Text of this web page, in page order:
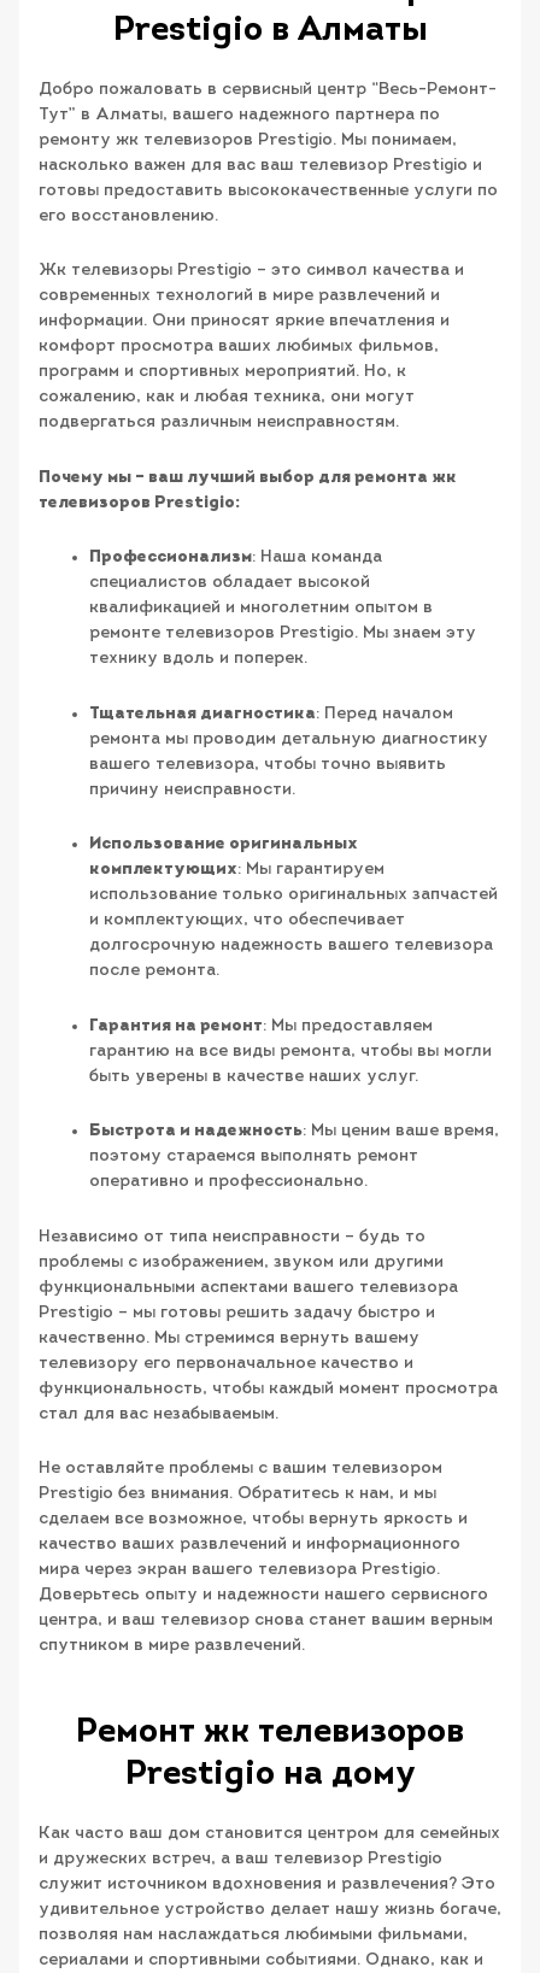
Prestigio в Алматы
Добро пожаловать в сервисный центр “Весь-Ремонт-
Тут” в Алматы, вашего надежного партнера по
ремонту жк телевизоров Prestigio. Мы понимаем,
насколько важен для вас ваш телевизор Prestigio и
готовы предоставить высококачественные услуги по
его восстановлению.
Жк телевизоры Prestigio – это символ качества и
современных технологий в мире развлечений и
информации. Они приносят яркие впечатления и
комфорт просмотра ваших любимых фильмов,
программ и спортивных мероприятий. Но, к
сожалению, как и любая техника, они могут
подвергаться различным неисправностям.
Почему мы – ваш лучший выбор для ремонта жк
телевизоров Prestigio:
Профессионализм: Наша команда
специалистов обладает высокой
квалификацией и многолетним опытом в
ремонте телевизоров Prestigio. Мы знаем эту
технику вдоль и поперек.
Тщательная диагностика: Перед началом
ремонта мы проводим детальную диагностику
вашего телевизора, чтобы точно выявить
причину неисправности.
Использование оригинальных
комплектующих: Мы гарантируем
использование только оригинальных запчастей
и комплектующих, что обеспечивает
долгосрочную надежность вашего телевизора
после ремонта.
Гарантия на ремонт: Мы предоставляем
гарантию на все виды ремонта, чтобы вы могли
быть уверены в качестве наших услуг.
Быстрота и надежность: Мы ценим ваше время,
поэтому стараемся выполнять ремонт
оперативно и профессионально.
Независимо от типа неисправности – будь то
проблемы с изображением, звуком или другими
функциональными аспектами вашего телевизора
Prestigio – мы готовы решить задачу быстро и
качественно. Мы стремимся вернуть вашему
телевизору его первоначальное качество и
функциональность, чтобы каждый момент просмотра
стал для вас незабываемым.
Не оставляйте проблемы с вашим телевизором
Prestigio без внимания. Обратитесь к нам, и мы
сделаем все возможное, чтобы вернуть яркость и
качество ваших развлечений и информационного
мира через экран вашего телевизора Prestigio.
Доверьтесь опыту и надежности нашего сервисного
центра, и ваш телевизор снова станет вашим верным
спутником в мире развлечений.
Ремонт жк телевизоров
Prestigio на дому
Как часто ваш дом становится центром для семейных
и дружеских встреч, а ваш телевизор Prestigio
служит источником вдохновения и развлечения? Это
удивительное устройство делает нашу жизнь богаче,
позволяя нам наслаждаться любимыми фильмами,
сериалами и спортивными событиями. Однако, как и